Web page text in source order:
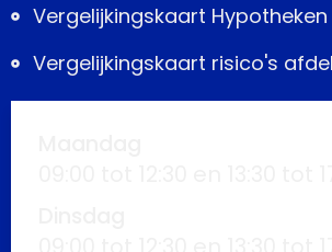
Vergelijkingskaart Hypotheken
Vergelijkingskaart risico's